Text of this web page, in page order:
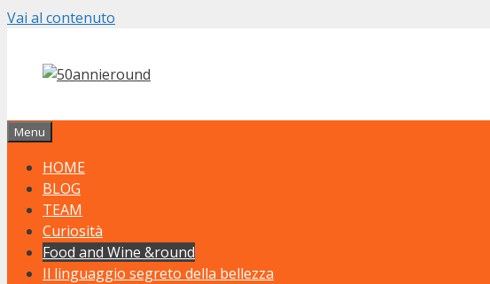
Vai al contenuto
Menu
HOME
BLOG
TEAM
Curiosità
Food and Wine &round
Il linguaggio segreto della bellezza